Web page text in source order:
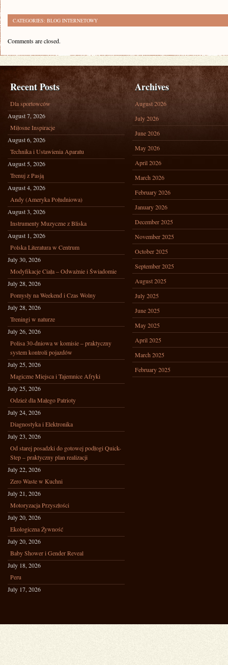
CATEGORIES: BLOG INTERNETOWY
Comments are closed.
Recent Posts
Dla sportowców
August 7, 2026
Miłosne Inspiracje
August 6, 2026
Technika i Ustawienia Aparatu
August 5, 2026
Trenuj z Pasją
August 4, 2026
Andy (Ameryka Południowa)
August 3, 2026
Instrumenty Muzyczne z Bliska
August 1, 2026
Polska Literatura w Centrum
July 30, 2026
Modyfikacje Ciała – Odważnie i Świadomie
July 28, 2026
Pomysły na Weekend i Czas Wolny
July 28, 2026
Treningi w naturze
July 26, 2026
Polisa 30-dniowa w komisie – praktyczny
system kontroli pojazdów
July 25, 2026
Magiczne Miejsca i Tajemnice Afryki
July 25, 2026
Odzież dla Małego Patrioty
July 24, 2026
Diagnostyka i Elektronika
July 23, 2026
Od starej posadzki do gotowej podłogi Quick-
Step – praktyczny plan realizacji
July 22, 2026
Zero Waste w Kuchni
July 21, 2026
Motoryzacja Przyszłości
July 20, 2026
Ekologiczna Żywność
July 20, 2026
Baby Shower i Gender Reveal
July 18, 2026
Peru
July 17, 2026
Archives
August 2026
July 2026
June 2026
May 2026
April 2026
March 2026
February 2026
January 2026
December 2025
November 2025
October 2025
September 2025
August 2025
July 2025
June 2025
May 2025
April 2025
March 2025
February 2025